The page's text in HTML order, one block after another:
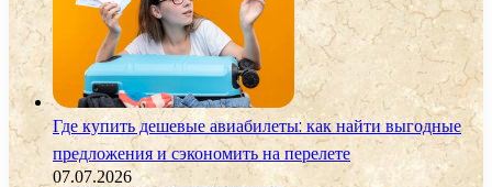
Где купить дешевые авиабилеты: как найти выгодные
предложения и сэкономить на перелете
07.07.2026